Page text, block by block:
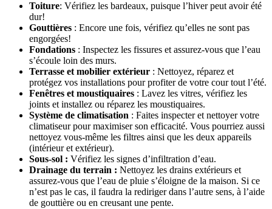
Toiture: Vérifiez les bardeaux, puisque l’hiver peut avoir été
dur!
Gouttières : Encore une fois, vérifiez qu’elles ne sont pas
engorgées!
Fondations : Inspectez les fissures et assurez-vous que l’eau
s’écoule loin des murs.
Terrasse et mobilier extérieur : Nettoyez, réparez et
protégez vos installations pour profiter de votre cour tout l’été.
Fenêtres et moustiquaires : Lavez les vitres, vérifiez les
joints et installez ou réparez les moustiquaires.
Système de climatisation : Faites inspecter et nettoyer votre
climatiseur pour maximiser son efficacité. Vous pourriez aussi
nettoyez vous-même les filtres ainsi que les deux appareils
(intérieur et extérieur).
Sous-sol : Vérifiez les signes d’infiltration d’eau.
Drainage du terrain : Nettoyez les drains extérieurs et
assurez-vous que l’eau de pluie s’éloigne de la maison. Si ce
n’est pas le cas, il faudra la rediriger dans l’autre sens, à l’aide
de gouttière ou en creusant une pente.